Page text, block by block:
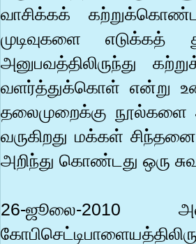
வாசிக்கக்
முடிவுகளை
அனுபவத்திலிருந்து
வளர்த்துக்கொள் என்று
தலைமுறைக்கு நூல்களை
வருகிறது மக்கள்
அறிந்து கொண்டது ஒரு
26-ஜூலை-